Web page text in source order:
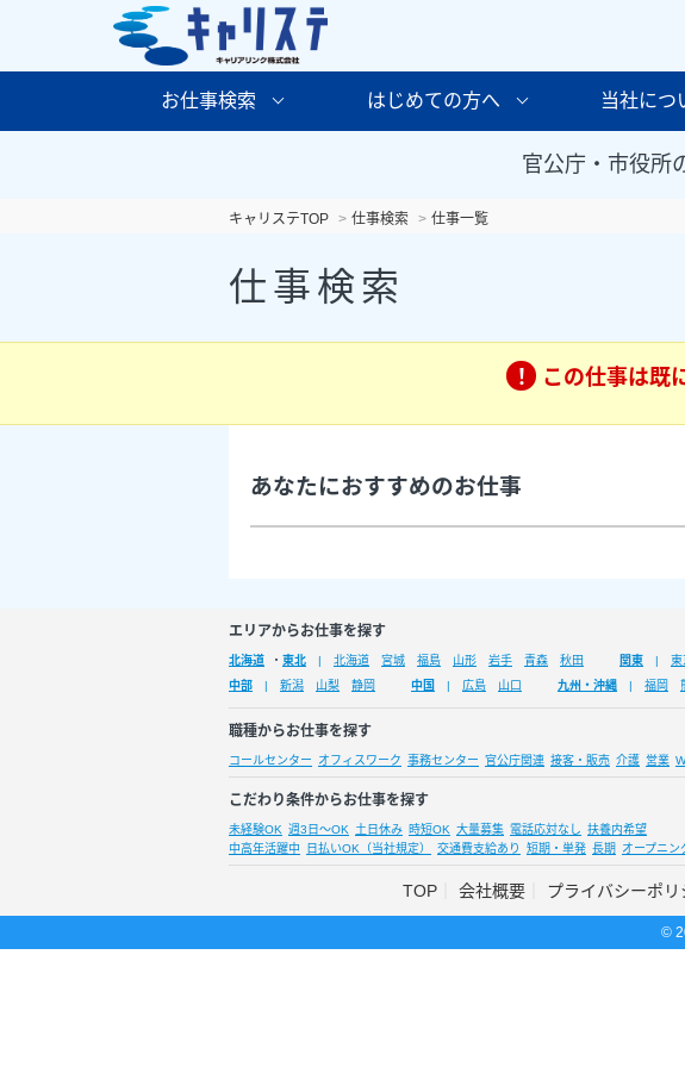
お仕事検索 はじめての方へ 当社につ
官公庁・市役所
キャリステTOP 仕事検索 仕事一覧
仕事検索
この仕事は既
あなたにおすすめのお仕事
エリアからお仕事を探す
北海道 ・ 東北 北海道 宮城 福島 山形 岩手 青森 秋田 関東 東
中部
新潟 山梨 静岡 中国 広島 山口 九州・沖縄 福岡
職種からお仕事を探す
コールセンター オフィスワーク 事務センター 官公庁関連 接客・販売 介護 営業
こだわり条件からお仕事を探す
未経験OK 週3日～OK 土日休み 時短OK 大量募集 電話応対なし 扶養内希望
中高年活躍中
日払いOK（当社規定） 交通費支給あり 短期・単発 長期 オープニン
TOP 会社概要 プライバシーポリ
©